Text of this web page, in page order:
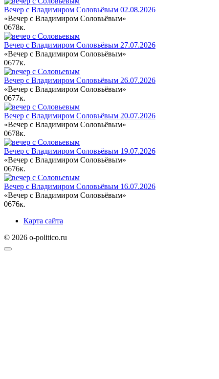
Вечер с Владимиром Соловьёвым 02.08.2026
«Вечер с Владимиром Соловьёвым»
0678к.
Вечер с Владимиром Соловьёвым 27.07.2026
«Вечер с Владимиром Соловьёвым»
0677к.
Вечер с Владимиром Соловьёвым 26.07.2026
«Вечер с Владимиром Соловьёвым»
0677к.
Вечер с Владимиром Соловьёвым 20.07.2026
«Вечер с Владимиром Соловьёвым»
0678к.
Вечер с Владимиром Соловьёвым 19.07.2026
«Вечер с Владимиром Соловьёвым»
0676к.
Вечер с Владимиром Соловьёвым 16.07.2026
«Вечер с Владимиром Соловьёвым»
0676к.
Карта сайта
© 2026 o-politico.ru